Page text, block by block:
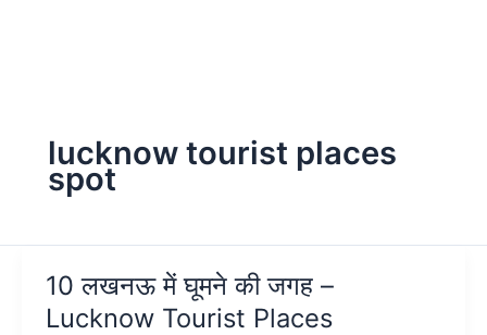
lucknow tourist places
spot
10 लखनऊ में घूमने की जगह –
Lucknow Tourist Places